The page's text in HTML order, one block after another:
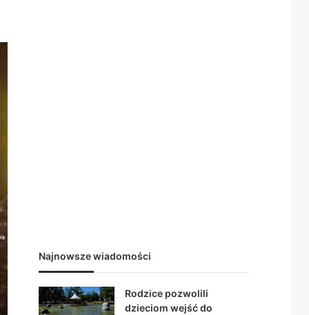
Najnowsze wiadomości
Rodzice pozwolili
dzieciom wejść do